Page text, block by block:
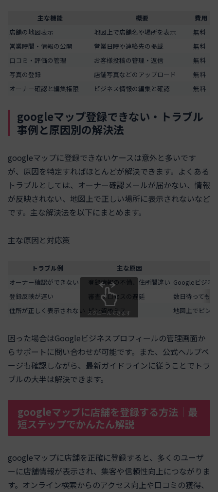
主な機能 概要
費用
店舗の地図表示
地図上で店舗名や場所を表示
無料
営業時間・情報の公開
営業日時や連絡先の掲載
無料
口コミ・評価の管理
お客様投稿の管理・返信
無料
写真の登録
店舗写真などのアップロード
無料
オーナー確認と編集権限
ビジネス情報の編集と確認 無料
googleマップ登録できない・トラブル
事例と原因別の解決法
googleマップに登録できないケースは意外と多いです
が、原因を特定すればほとんどが解決できます。よくある
トラブルとしては、オーナー確認メールが届かない、情報
が反映されない、地図上で正しい場所に表示されないなど
です。主な解決法を以下にまとめます。
主な原因と対応策
トラブル例
主な原因
オーナー確認ができない
登録情報の不備、住所間違い Googleビジネ
登録反映が遅い
審査プロセスの遅延
数日待っても
住所が正しく表示されない ピン留めミス 地図上でピン
スクロールできます
困った場合はGoogleビジネスプロフィールの管理画面か
らサポートに問い合わせが可能です。また、公式ヘルプペ
ージも確認しながら、最新ガイドラインに従うことでトラ
ブルの大半は解決できます。
googleマップに店舗を登録する方法｜最
短ステップでかんたん解説
googleマップに店舗を正確に登録すると、多くのユーザ
ーに店舗情報が表示され、集客や信頼性向上につながりま
す。オンライン検索からのアクセス向上や口コミの獲得、